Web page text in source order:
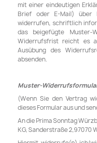
mit einer eindeutigen
Brief oder E-Mail) über
widerrufen, schriftlich
das beigefügte Muster-
Widerrufsfrist reicht es
Ausübung des
absenden.
Muster-
(Wenn Sie den Vertrag
dieses Formular aus und
An die Prima Sonntag
KG, Sanderstraße 2,97070